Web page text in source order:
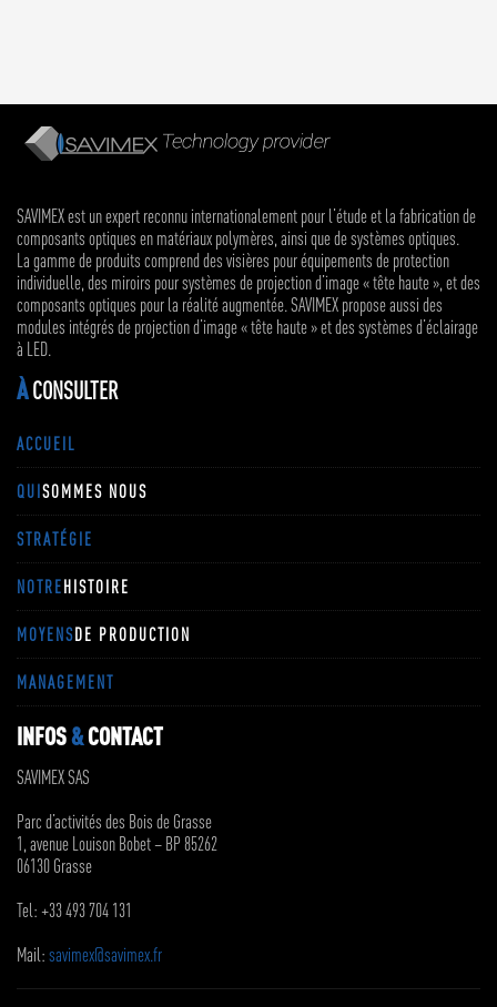
SAVIMEX est un expert reconnu internationalement pour l’étude et la fabrication de
composants optiques en matériaux polymères, ainsi que de systèmes optiques.
La gamme de produits comprend des visières pour équipements de protection
individuelle, des miroirs pour systèmes de projection d’image « tête haute », et des
composants optiques pour la réalité augmentée. SAVIMEX propose aussi des
modules intégrés de projection d’image « tête haute » et des systèmes d’éclairage
à LED.
ÀCONSULTER
ACCUEIL
QUISOMMES NOUS
STRATÉGIE
NOTREHISTOIRE
MOYENSDE PRODUCTION
MANAGEMENT
INFOS&CONTACT
SAVIMEX SAS
Parc d’activités des Bois de Grasse
1, avenue Louison Bobet – BP 85262
06130 Grasse
Tel: +33 493 704 131
Mail: savimex@savimex.fr